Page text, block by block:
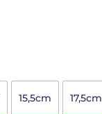
15,5cm 17,5cm